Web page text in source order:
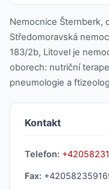
Nemocnice Šternberk,
Středomoravská
183/2b, Litovel je
oborech: nutriční
pneumologie a
Kontakt
Telefon:
Fax: